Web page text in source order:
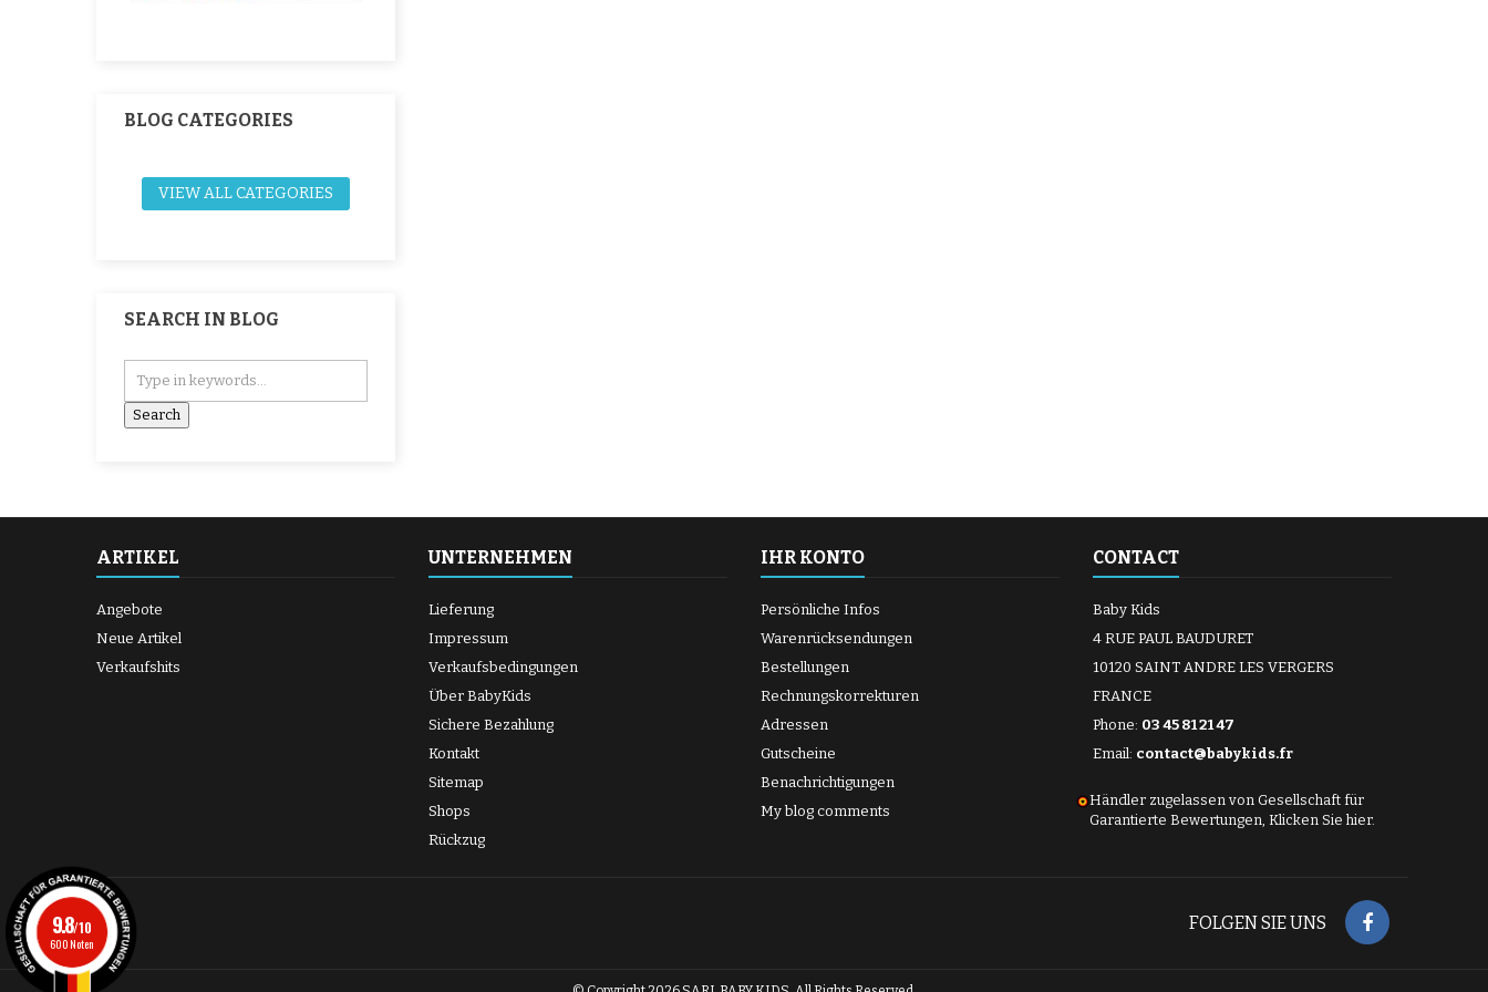
BLOG CATEGORIES
VIEW ALL CATEGORIES
SEARCH IN BLOG
ARTIKEL
Angebote
Neue Artikel
Verkaufshits
UNTERNEHMEN
Lieferung
Impressum
Verkaufsbedingungen
Über BabyKids
Sichere Bezahlung
Kontakt
Sitemap
Shops
Rückzug
IHR KONTO
Persönliche Infos
Warenrücksendungen
Bestellungen
Rechnungskorrekturen
Adressen
Gutscheine
Benachrichtigungen
My blog comments
CONTACT
Baby Kids
4 RUE PAUL BAUDURET
10120 SAINT ANDRE LES VERGERS
FRANCE
Phone: 03 45 81 21 47
Email: contact@babykids.fr
Händler zugelassen von Gesellschaft für
Garantierte Bewertungen, Klicken Sie hier.
FOLGEN SIE UNS
9.8/10
600 Noten